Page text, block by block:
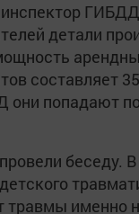
детали
составляет
они попадают
беседу.
травмы именно